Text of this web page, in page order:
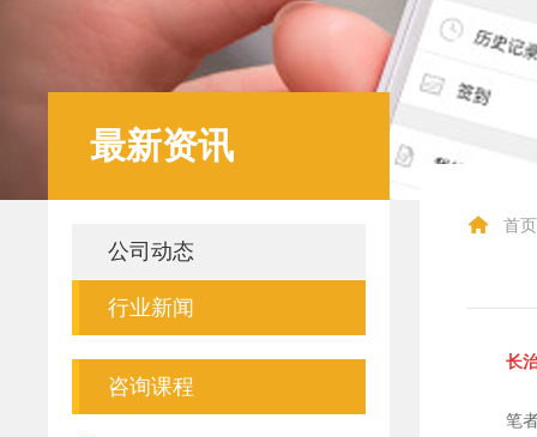
最新资讯
公司动态
行业新闻
咨询课程
首页
长
笔